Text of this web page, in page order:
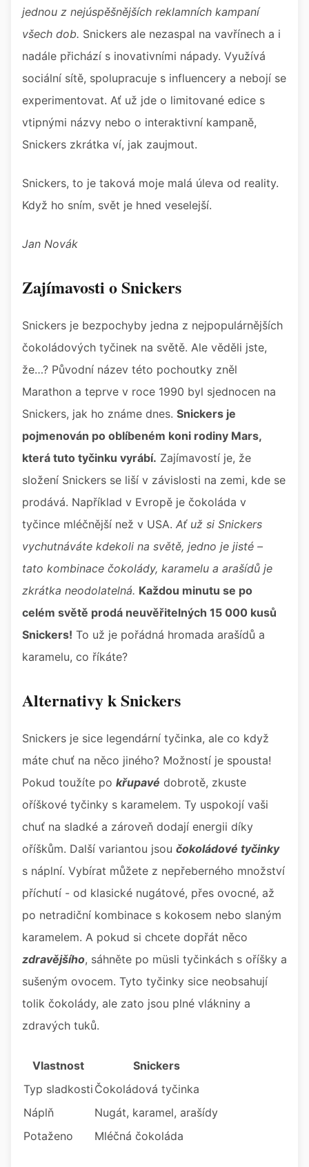
jednou z nejúspěšnějších reklamních kampaní
všech dob. Snickers ale nezaspal na vavřínech a i
nadále přichází s inovativními nápady. Využívá
sociální sítě, spolupracuje s influencery a nebojí se
experimentovat. Ať už jde o limitované edice s
vtipnými názvy nebo o interaktivní kampaně,
Snickers zkrátka ví, jak zaujmout.
Snickers, to je taková moje malá úleva od reality.
Když ho sním, svět je hned veselejší.
Jan Novák
Zajímavosti o Snickers
Snickers je bezpochyby jedna z nejpopulárnějších
čokoládových tyčinek na světě. Ale věděli jste,
že…? Původní název této pochoutky zněl
Marathon a teprve v roce 1990 byl sjednocen na
Snickers, jak ho známe dnes. Snickers je
pojmenován po oblíbeném koni rodiny Mars,
která tuto tyčinku vyrábí. Zajímavostí je, že
složení Snickers se liší v závislosti na zemi, kde se
prodává. Například v Evropě je čokoláda v
tyčince mléčnější než v USA. Ať už si Snickers
vychutnáváte kdekoli na světě, jedno je jisté –
tato kombinace čokolády, karamelu a arašídů je
zkrátka neodolatelná. Každou minutu se po
celém světě prodá neuvěřitelných 15 000 kusů
Snickers! To už je pořádná hromada arašídů a
karamelu, co říkáte?
Alternativy k Snickers
Snickers je sice legendární tyčinka, ale co když
máte chuť na něco jiného? Možností je spousta!
Pokud toužíte po křupavé dobrotě, zkuste
oříškové tyčinky s karamelem. Ty uspokojí vaši
chuť na sladké a zároveň dodají energii díky
oříškům. Další variantou jsou čokoládové tyčinky
s náplní. Vybírat můžete z nepřeberného množství
příchutí - od klasické nugátové, přes ovocné, až
po netradiční kombinace s kokosem nebo slaným
karamelem. A pokud si chcete dopřát něco
zdravějšího, sáhněte po müsli tyčinkách s oříšky a
sušeným ovocem. Tyto tyčinky sice neobsahují
tolik čokolády, ale zato jsou plné vlákniny a
zdravých tuků.
Vlastnost
Snickers
Typ sladkosti Čokoládová tyčinka
Náplň
Nugát, karamel, arašídy
Potaženo
Mléčná čokoláda